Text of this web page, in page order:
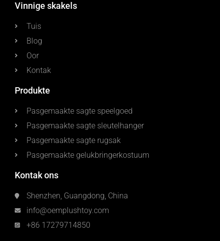
Vinnige skakels
Tuis
Blog
Oor
Kontak
Produkte
Pasgemaakte sagte speelgoed
Pasgemaakte sagte sleutelhanger
Pasgemaakte sagte rugsak
Pasgemaakte gelukbringerkostuum
Kontak ons
Shenzhen, Guangdong, China
info@oemplushtoy.com
+86 17279714850